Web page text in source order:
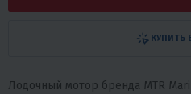
КУПИТЬ
Лодочный мотор бренда MTR